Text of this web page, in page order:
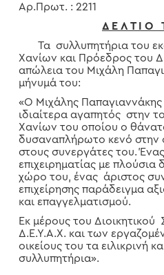
Αρ.Πρωτ. : 2211
Δ Ε Λ Τ Ι Ο
Τα συλλυπητήρια του
Χανίων και Πρόεδρος του
απώλεια του Μιχάλη
μήνυμά του:
«Ο Μιχάλης
ιδιαίτερα αγαπητός στην
Χανίων του οποίου ο
δυσαναπλήρωτο κενό στην
στους συνεργάτες του.
επιχειρηματίας με πλούσια
χώρο του, ένας άριστος
επιχείρησης παράδειγμα
και επαγγελματισμού.
Εκ μέρους του Διοικητικού
Δ.Ε.Υ.Α.Χ. και των
οικείους του τα ειλικρινή
συλλυπητήρια».